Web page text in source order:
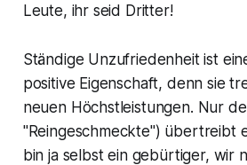
Leute, ihr seid Dritter!
Ständige Unzufriedenheit ist
positive Eigenschaft, denn sie
neuen Höchstleistungen. Nur
"Reingeschmeckte") übertreibt
bin ja selbst ein gebürtiger, wir